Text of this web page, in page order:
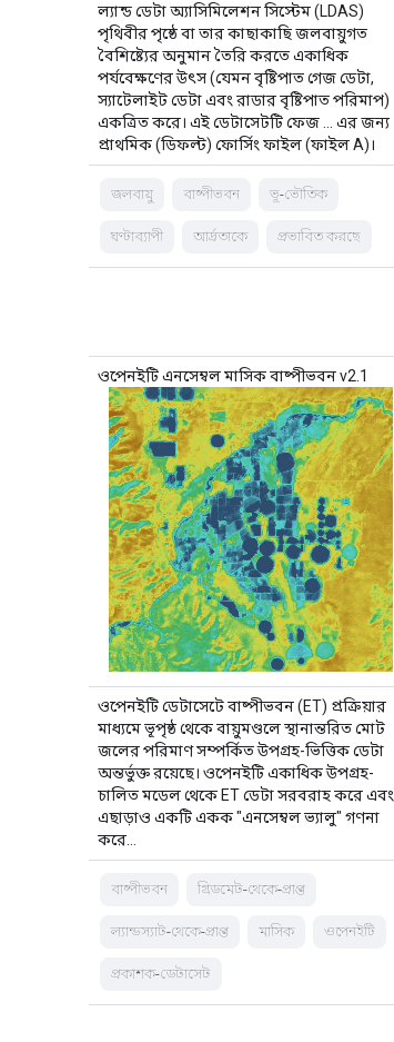
ল্যান্ড ডেটা অ্যাসিমিলেশন সিস্টেম (LDAS)
পৃথিবীর পৃষ্ঠে বা তার কাছাকাছি জলবায়ুগত
বৈশিষ্ট্যের অনুমান তৈরি করতে একাধিক
পর্যবেক্ষণের উৎস (যেমন বৃষ্টিপাত গেজ ডেটা,
স্যাটেলাইট ডেটা এবং রাডার বৃষ্টিপাত পরিমাপ)
একত্রিত করে। এই ডেটাসেটটি ফেজ … এর জন্য
প্রাথমিক (ডিফল্ট) ফোর্সিং ফাইল (ফাইল A)।
জলবায়ু বাষ্পীভবন ভূ-ভৌতিক
ঘণ্টাব্যাপী আর্দ্রতাকে প্রভাবিত করছে
ওপেনইটি এনসেম্বল মাসিক বাষ্পীভবন v2.1
ওপেনইটি ডেটাসেটে বাষ্পীভবন (ET) প্রক্রিয়ার
মাধ্যমে ভূপৃষ্ঠ থেকে বায়ুমণ্ডলে স্থানান্তরিত মোট
জলের পরিমাণ সম্পর্কিত উপগ্রহ-ভিত্তিক ডেটা
অন্তর্ভুক্ত রয়েছে। ওপেনইটি একাধিক উপগ্রহ-
চালিত মডেল থেকে ET ডেটা সরবরাহ করে এবং
এছাড়াও একটি একক "এনসেম্বল ভ্যালু" গণনা
করে…
বাষ্পীভবন গ্রিডমেট-থেকে-প্রাপ্ত
ল্যান্ডস্যাট-থেকে-প্রাপ্ত মাসিক ওপেনইটি
প্রকাশক-ডেটাসেট